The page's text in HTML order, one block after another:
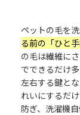
ペットの毛を
る前の「ひと
の毛は繊維に
でできるだけ
左右する鍵と
れいにするだ
防ぎ、洗濯機